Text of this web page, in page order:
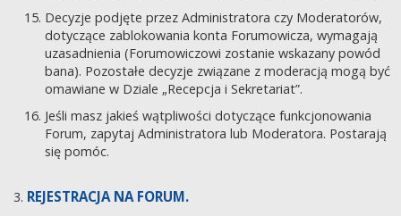
Decyzje podjęte przez Administratora czy Moderatorów,
dotyczące zablokowania konta Forumowicza, wymagają
uzasadnienia (Forumowiczowi zostanie wskazany powód
bana). Pozostałe decyzje związane z moderacją mogą być
omawiane w Dziale „Recepcja i Sekretariat”.
Jeśli masz jakieś wątpliwości dotyczące funkcjonowania
Forum, zapytaj Administratora lub Moderatora. Postarają
się pomóc.
REJESTRACJA NA FORUM.